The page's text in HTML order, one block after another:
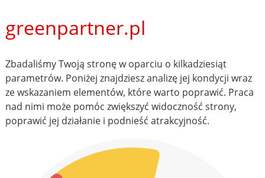
greenpartner.pl
Zbadaliśmy Twoją stronę w oparciu o kilkadziesiąt
parametrów. Poniżej znajdziesz analizę jej kondycji wraz
ze wskazaniem elementów, które warto poprawić. Praca
nad nimi może pomóc zwiększyć widoczność strony,
poprawić jej działanie i podnieść atrakcyjność.